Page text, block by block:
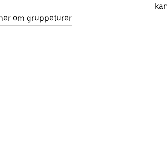
om gruppeturer